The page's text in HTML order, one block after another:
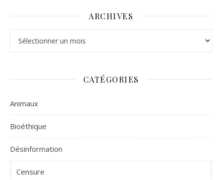
ARCHIVES
CATÉGORIES
Animaux
Bioéthique
Désinformation
Censure